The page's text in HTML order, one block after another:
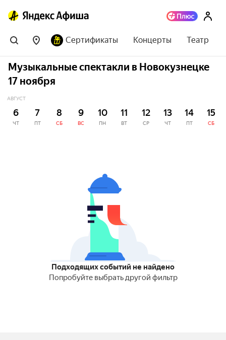
Сертификаты Концерты Театр
Музыкальные спектакли в Новокузнецке
17 ноября
АВГУСТ
6
ЧТ
7
ПТ
8
СБ
9
ВС
10
ПН
11
ВТ
12
СР
13
ЧТ
14
ПТ
15
СБ
Подходящих событий не найдено
Попробуйте выбрать другой фильтр